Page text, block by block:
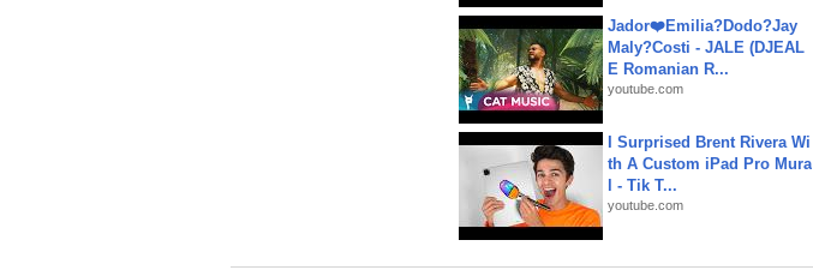
Jador❤️Emilia?Dodo?Jay
Maly?Costi - JALE (DJEAL
E Romanian R...
youtube.com
I Surprised Brent Rivera Wi
th A Custom iPad Pro Mura
l - Tik T...
youtube.com